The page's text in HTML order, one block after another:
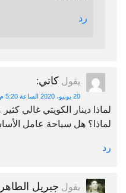
رد
يقول كاتي:
20 يونيو، 2020 الساعة 5:20 م
لماذا دينار الكويتي غالي
لماذا؟ هل سياحة عامل
رد
يقول جبريل